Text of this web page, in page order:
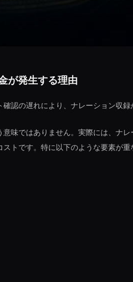
が発生する理由
認の遅れにより、ナレーション収
味ではありません。実際には、ナ
トです。特に以下のような要素が重